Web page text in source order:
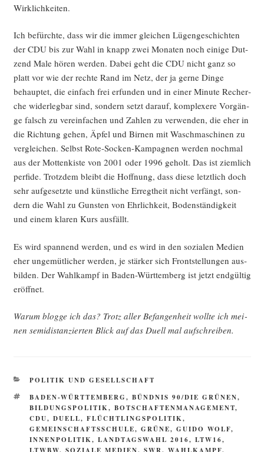
Wirklichkeiten.
Ich befürch­te, dass wir die immer glei­chen Lügen­ge­schich­ten
der CDU bis zur Wahl in knapp zwei Mona­ten noch eini­ge Dut­
zend Male hören wer­den. Dabei geht die CDU nicht ganz so
platt vor wie der rech­te Rand im Netz, der ja ger­ne Din­ge
behaup­tet, die ein­fach frei erfun­den und in einer Minu­te Recher­
che wider­leg­bar sind, son­dern setzt dar­auf, kom­ple­xe­re Vor­gän­
ge falsch zu ver­ein­fa­chen und Zah­len zu ver­wen­den, die eher in
die Rich­tung gehen, Äpfel und Bir­nen mit Wasch­ma­schi­nen zu
ver­glei­chen. Selbst Rote-Socken-Kam­pa­gnen wer­den noch­mal
aus der Mot­ten­kis­te von 2001 oder 1996 geholt. Das ist ziem­lich
per­fi­de. Trotz­dem bleibt die Hoff­nung, dass die­se letzt­lich doch
sehr auf­ge­setz­te und künst­li­che Erregt­heit nicht ver­fängt, son­
dern die Wahl zu Guns­ten von Ehr­lich­keit, Boden­stän­dig­keit
und einem kla­ren Kurs ausfällt.
Es wird span­nend wer­den, und es wird in den sozia­len Medi­en
eher unge­müt­li­cher wer­den, je stär­ker sich Front­stel­lun­gen aus­
bil­den. Der Wahl­kampf in Baden-Würt­tem­berg ist jetzt end­gül­tig
eröffnet.
War­um blog­ge ich das? Trotz aller Befan­gen­heit woll­te ich mei­
nen semi­di­stan­zier­ten Blick auf das Duell mal aufschreiben.
KATEGORIEN
POLITIK UND GESELLSCHAFT
SCHLAGWÖRTER
BADEN-WÜRTTEMBERG, BÜNDNIS 90/DIE GRÜNEN,
BILDUNGSPOLITIK, BOTSCHAFTENMANAGEMENT,
CDU, DUELL, FLÜCHTLINGSPOLITIK,
GEMEINSCHAFTSSCHULE, GRÜNE, GUIDO WOLF,
INNENPOLITIK, LANDTAGSWAHL 2016, LTW16,